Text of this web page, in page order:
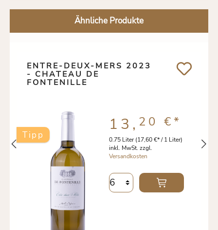
Ähnliche Produkte
ENTRE-DEUX-MERS 2023
- CHATEAU DE
FONTENILLE
Tipp 0.75 Liter(17,60 €* / 1 Liter)
inkl. MwSt. zzgl.
Versandkosten
13, 20 €*